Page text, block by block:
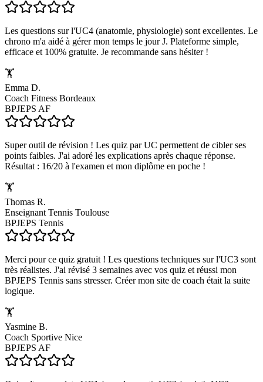
Les questions sur l'UC4 (anatomie, physiologie) sont excellentes. Le
chrono m'a aidé à gérer mon temps le jour J. Plateforme simple,
efficace et 100% gratuite. Je recommande sans hésiter !
🏋️
Emma D.
Coach Fitness Bordeaux
BPJEPS AF
Super outil de révision ! Les quiz par UC permettent de cibler ses
points faibles. J'ai adoré les explications après chaque réponse.
Résultat : 16/20 à l'examen et mon diplôme en poche !
🏋️
Thomas R.
Enseignant Tennis Toulouse
BPJEPS Tennis
Merci pour ce quiz gratuit ! Les questions techniques sur l'UC3 sont
très réalistes. J'ai révisé 3 semaines avec vos quiz et réussi mon
BPJEPS Tennis sans stresser. Créer mon site de coach était la suite
logique.
🏋️
Yasmine B.
Coach Sportive Nice
BPJEPS AF